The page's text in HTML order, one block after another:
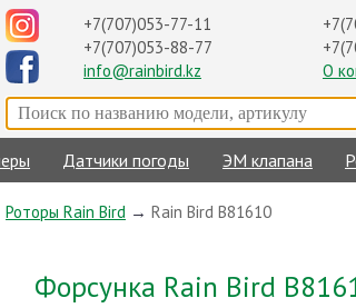
+7(707)053-77-11
+7(707)053-88-77
info@rainbird.kz
О
Датчики погоды ЭМ клапана
Роторы Rain Bird → Rain Bird B81610
Форсунка Rain Bird